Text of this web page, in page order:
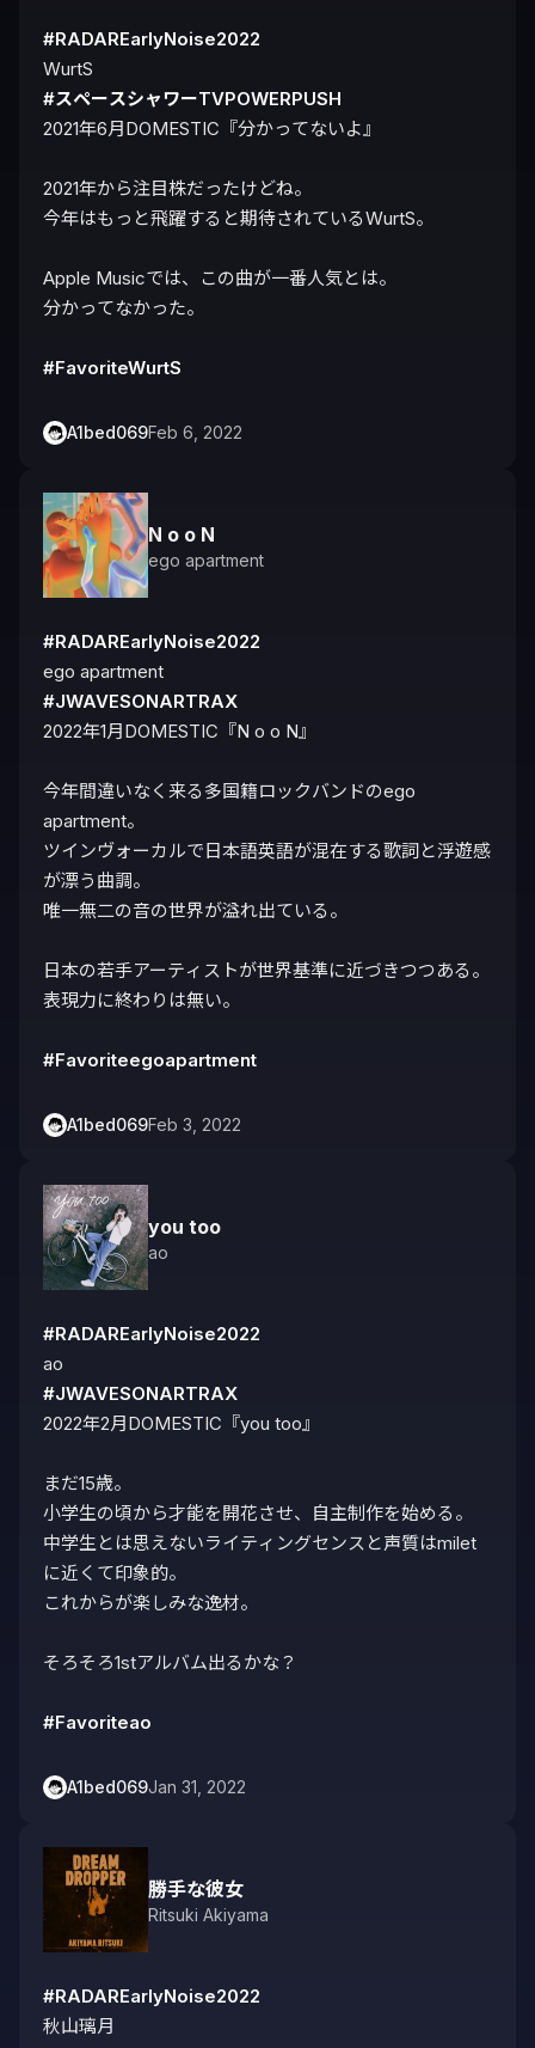
#RADAREarlyNoise2022
#スペースシャワーTVPOWERPUSH
2021年6月DOMESTIC『分かってないよ』
2021年から注目株だったけどね。
今年はもっと飛躍すると期待されているWurtS。
Apple Musicでは、この曲が一番人気とは。
分かってなかった。
#FavoriteWurtS
A1bed069Feb 6, 2022
N o o N
ego apartment
#RADAREarlyNoise2022
#JWAVESONARTRAX
2022年1月DOMESTIC『N o o N』
今年間違いなく来る多国籍ロックバンドのego
apartment。
ツインヴォーカルで日本語英語が混在する歌詞と浮遊感
が漂う曲調。
唯一無二の音の世界が溢れ出ている。
日本の若手アーティストが世界基準に近づきつつある。
表現力に終わりは無い。
#Favoriteegoapartment
A1bed069Feb 3, 2022
you too
ao
#RADAREarlyNoise2022
#JWAVESONARTRAX
2022年2月DOMESTIC『you too』
まだ15歳。
小学生の頃から才能を開花させ、自主制作を始める。
中学生とは思えないライティングセンスと声質はmilet
に近くて印象的。
これからが楽しみな逸材。
そろそろ1stアルバム出るかな？
#Favoriteao
A1bed069Jan 31, 2022
勝手な彼女
Ritsuki Akiyama
#RADAREarlyNoise2022
秋山璃月